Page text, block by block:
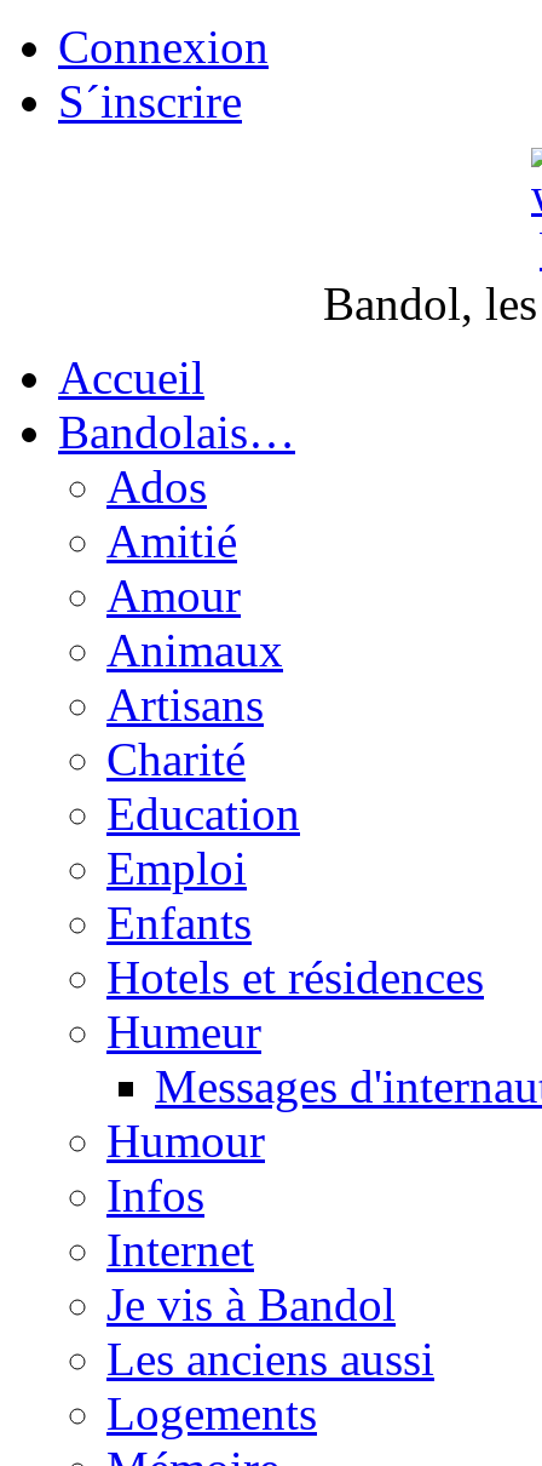
Connexion
S´inscrire
Bandol,
Accueil
Bandolais…
Ados
Amitié
Amour
Animaux
Artisans
Charité
Education
Emploi
Enfants
Hotels et résidences
Humeur
Messages
Humour
Infos
Internet
Je vis à Bandol
Les anciens aussi
Logements